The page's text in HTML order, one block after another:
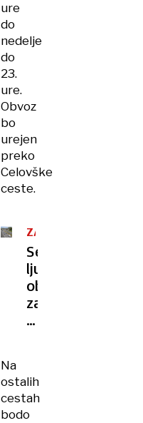
ure
do
nedelje
do
23.
ure.
Obvoz
bo
urejen
preko
Celovške
ceste.
ZAPORA
Severna
ljubljanska
obvoznica
zaprta
zaradi
Na
ostalih
cestah
bodo